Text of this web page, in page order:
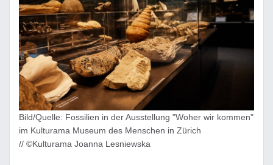
Bild/Quelle: Fossilien in der Ausstellung "Woher wir kommen"
im Kulturama Museum des Menschen in Zürich
// ©Kulturama Joanna Lesniewska